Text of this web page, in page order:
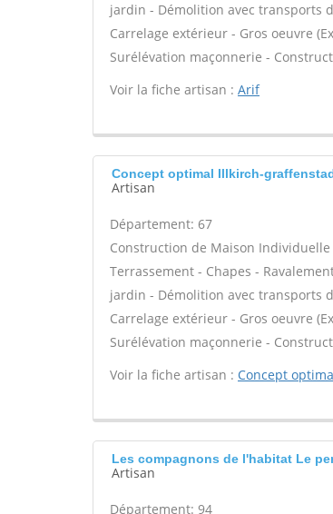
jardin - Démolition avec transports
Carrelage extérieur - Gros oeuvre
Surélévation maçonnerie -
Voir la fiche artisan : Arif
Concept optimal Illkirch-
Artisan
Département: 67
Construction de Maison
Terrassement - Chapes -
jardin - Démolition avec transports
Carrelage extérieur - Gros oeuvre
Surélévation maçonnerie -
Voir la fiche artisan : Concept
Les compagnons de l'habitat Le
Artisan
Département: 94